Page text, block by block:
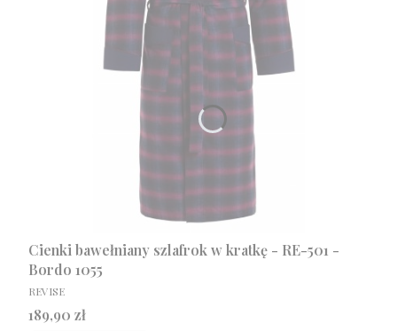
Cienki bawełniany szlafrok w kratkę - RE-501 -
Bordo 1055
PRODUCENT
REVISE
Cena
189,90 zł